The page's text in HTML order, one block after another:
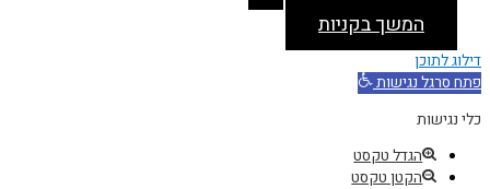
המשך בקניות
דילוג לתוכן
פתח סרגל נגישות
כלי נגישות
הגדל טקסט
הקטן טקסט